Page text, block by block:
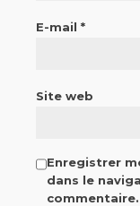
E-mail *
Site web
Enregistrer
dans le
commentaire.